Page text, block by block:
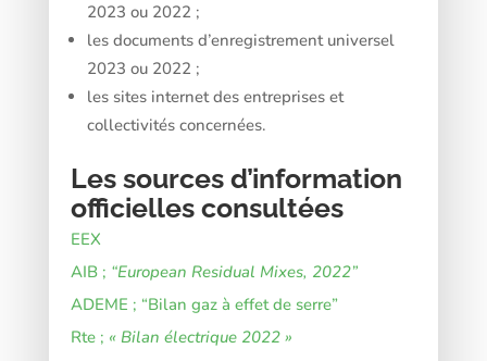
2023 ou 2022 ;
les documents d’enregistrement universel
2023 ou 2022 ;
les sites internet des entreprises et
collectivités concernées.
Les sources d’information
officielles consultées
EEX
AIB ; “European Residual Mixes, 2022”
ADEME ; “Bilan gaz à effet de serre”
Rte ; « Bilan électrique 2022 »